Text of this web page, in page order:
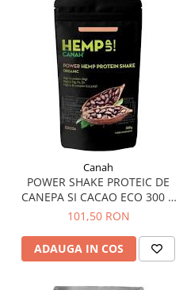
Canah
POWER SHAKE PROTEIC DE
CANEPA SI CACAO ECO 300 G
CANAH
101,50 RON
ADAUGA IN COS